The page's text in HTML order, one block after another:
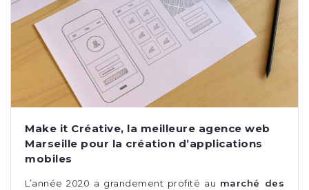
Make it Créative, la meilleure agence web
Marseille pour la création d’applications
mobiles
L’année 2020 a grandement profité au marché des